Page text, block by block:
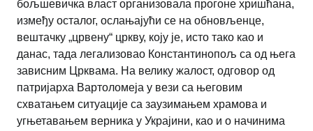
бољшевичка власт организовала прогоне хришћана,
између осталог, ослањајући се на обновљенце,
вештачку „црвену“ цркву, коју је, исто тако као и
данас, тада легализовао Константинопољ са од њега
зависним Црквама. На велику жалост, одговор од
патријарха Вартоломеја у вези са његовим
схватањем ситуације са заузимањем храмова и
угњетавањем верника у Украјини, као и о начинима